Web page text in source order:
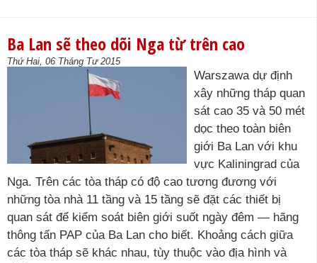
Ba Lan sẽ theo dõi Nga từ trên cao
Thứ Hai, 06 Tháng Tư 2015
Warszawa dự định
xây những tháp quan
sát cao 35 và 50 mét
dọc theo toàn biên
giới Ba Lan với khu
vực Kaliningrad của
Nga. Trên các tòa tháp có độ cao tương đương với
những tòa nhà 11 tầng và 15 tầng sẽ đặt các thiết bị
quan sát để kiểm soát biên giới suốt ngày đêm — hãng
thông tấn PAP của Ba Lan cho biết. Khoảng cách giữa
các tòa tháp sẽ khác nhau, tùy thuộc vào địa hình và